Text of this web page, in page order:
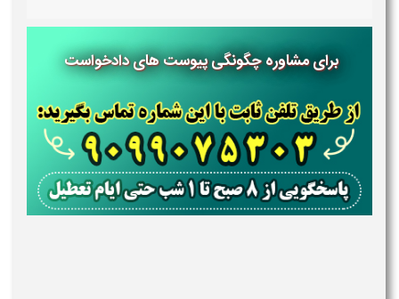
برای مشاوره چگونگی پیوست های دادخواست